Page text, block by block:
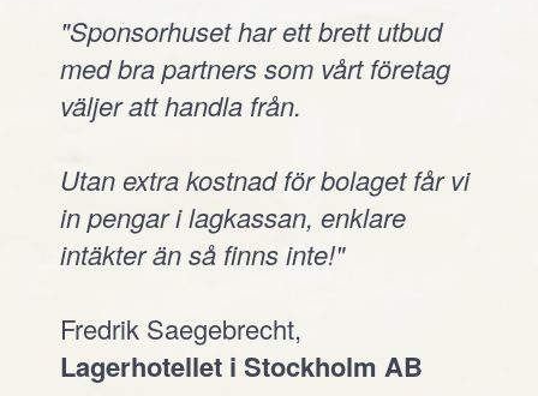
"Sponsorhuset har ett brett utbud
med bra partners som vårt företag
väljer att handla från.
Utan extra kostnad för bolaget får vi
in pengar i lagkassan, enklare
intäkter än så finns inte!"
Fredrik Saegebrecht,
Lagerhotellet i Stockholm AB